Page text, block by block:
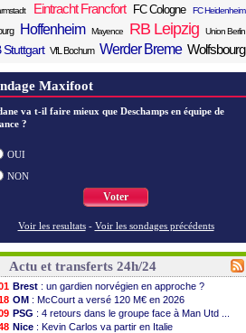
Eintracht Francfort FC Cologne FC Heidenheim
Hoffenheim Mayence RB Leipzig Union Berlin
Stuttgart VfL Bochum Werder Breme Wolfsbourg
Maxifoot
va t-il faire mieux que Deschamps en équipe de
?
OUI
NON
Voter
Voir les resultats - Voir les sondages précédents
Actu et transferts 24h/24
Brest : un gardien norvégien en approche ?
OM : McCourt a versé 120 M€ en 2026
PSG : 4 retours dans le groupe face à Man Utd ...
Nice : Kevin Carlos va partir en Italie